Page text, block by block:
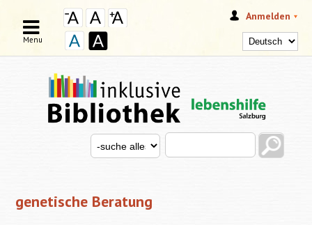
Anmelden
SUCHFORMULAR
Search this site
Search for
Menu
genetische Beratung